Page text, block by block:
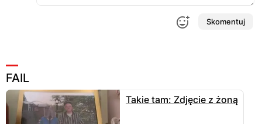
Skomentuj
FAIL
Takie tam: Zdjęcie z żoną